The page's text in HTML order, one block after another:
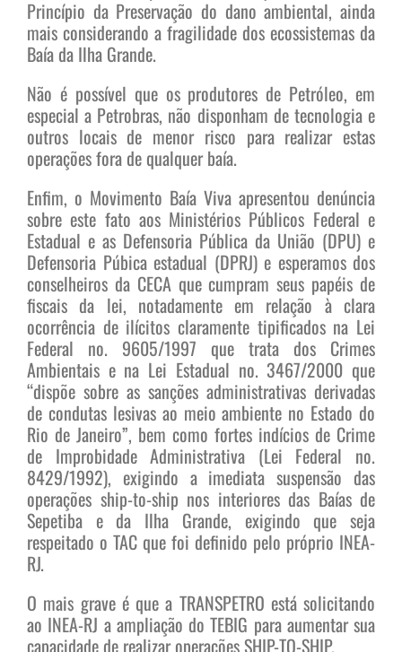
Princípio da Preservação do dano ambiental, ainda
mais considerando a fragilidade dos ecossistemas da
Baía da Ilha Grande.
Não é possível que os produtores de Petróleo, em
especial a Petrobras, não disponham de tecnologia e
outros locais de menor risco para realizar estas
operações fora de qualquer baía.
Enfim, o Movimento Baía Viva apresentou denúncia
sobre este fato aos Ministérios Públicos Federal e
Estadual e as Defensoria Pública da União (DPU) e
Defensoria Púbica estadual (DPRJ) e esperamos dos
conselheiros da CECA que cumpram seus papéis de
fiscais da lei, notadamente em relação à clara
ocorrência de ilícitos claramente tipificados na Lei
Federal no. 9605/1997 que trata dos Crimes
Ambientais e na Lei Estadual no. 3467/2000 que
“dispõe sobre as sanções administrativas derivadas
de condutas lesivas ao meio ambiente no Estado do
Rio de Janeiro”, bem como fortes indícios de Crime
de Improbidade Administrativa (Lei Federal no.
8429/1992), exigindo a imediata suspensão das
operações ship-to-ship nos interiores das Baías de
Sepetiba e da Ilha Grande, exigindo que seja
respeitado o TAC que foi definido pelo próprio INEA-
RJ.
O mais grave é que a TRANSPETRO está solicitando
ao INEA-RJ a ampliação do TEBIG para aumentar sua
capacidade de realizar operações SHIP-TO-SHIP.